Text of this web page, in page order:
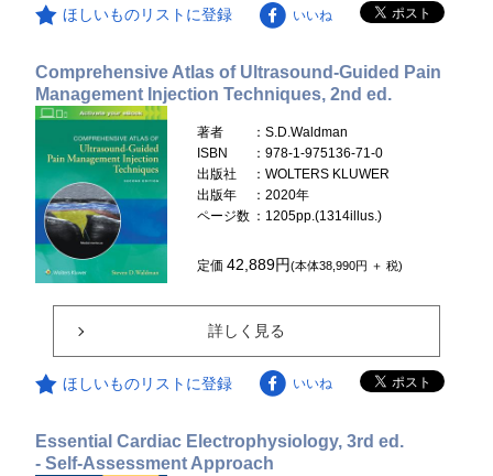
ほしいものリストに登録 いいね
Comprehensive Atlas of Ultrasound-Guided Pain
Management Injection Techniques, 2nd ed.
著者
：S.D.Waldman
ISBN
：978-1-975136-71-0
出版社
：WOLTERS KLUWER
出版年
：2020年
ページ数 ：1205pp.(1314illus.)
定価42,889円(本体38,990円 ＋ 税)
詳しく見る
ほしいものリストに登録 いいね
Essential Cardiac Electrophysiology, 3rd ed.
- Self-Assessment Approach